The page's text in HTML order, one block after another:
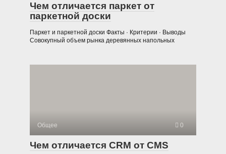
Чем отличается паркет от
паркетной доски
Паркет и паркетной доски Факты · Критерии · Выводы
Совокупный объем рынка деревянных напольных
Общее 0
Чем отличается CRM от CMS